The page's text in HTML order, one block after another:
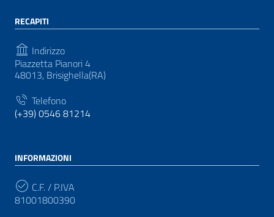
RECAPITI
Indirizzo
Piazzetta Pianori 4
48013, Brisighella(RA)
Telefono
(+39) 0546 81214
INFORMAZIONI
C.F. / P.IVA
81001800390